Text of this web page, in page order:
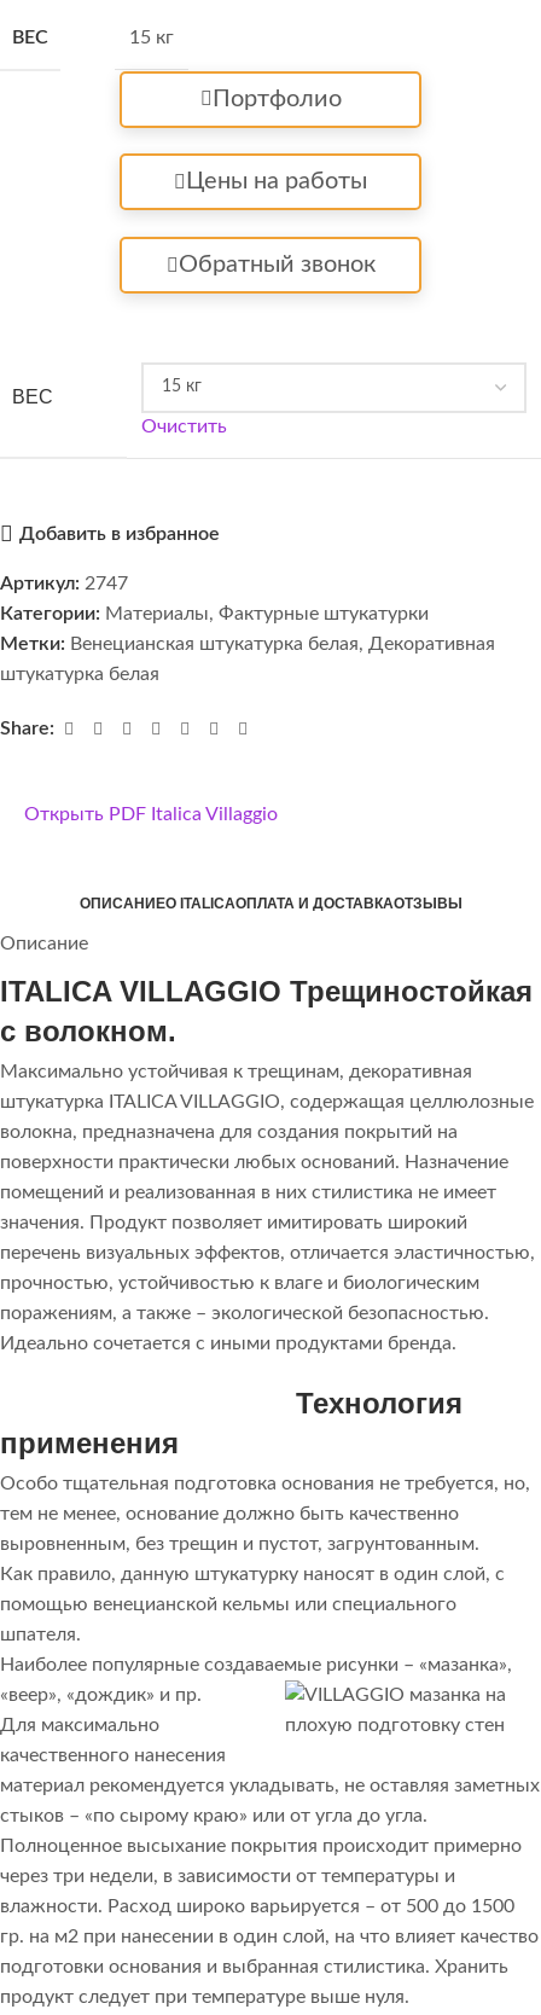
ВЕС 15 кг
Портфолио
Цены на работы
Обратный звонок
ВЕС
Очистить
Добавить в избранное
Артикул: 2747
Категории: Материалы, Фактурные штукатурки
Метки: Венецианская штукатурка белая, Декоративная
штукатурка белая
Share:
Открыть PDF Italica Villaggio
ОПИСАНИЕО ITALICAОПЛАТА И ДОСТАВКАОТЗЫВЫ
Описание
ITALICA VILLAGGIO Трещиностойкая
с волокном.
Максимально устойчивая к трещинам, декоративная
штукатурка ITALICA VILLAGGIO, содержащая целлюлозные
волокна, предназначена для создания покрытий на
поверхности практически любых оснований. Назначение
помещений и реализованная в них стилистика не имеет
значения. Продукт позволяет имитировать широкий
перечень визуальных эффектов, отличается эластичностью,
прочностью, устойчивостью к влаге и биологическим
поражениям, а также – экологической безопасностью.
Идеально сочетается с иными продуктами бренда.
Технология
применения
Особо тщательная подготовка основания не требуется, но,
тем не менее, основание должно быть качественно
выровненным, без трещин и пустот, загрунтованным.
Как правило, данную штукатурку наносят в один слой, с
помощью венецианской кельмы или специального
шпателя.
Наиболее популярные создаваемые рисунки – «мазанка»,
«веер», «дождик» и пр.
Для максимально
качественного нанесения
материал рекомендуется укладывать, не оставляя заметных
стыков – «по сырому краю» или от угла до угла.
Полноценное высыхание покрытия происходит примерно
через три недели, в зависимости от температуры и
влажности. Расход широко варьируется – от 500 до 1500
гр. на м2 при нанесении в один слой, на что влияет качество
подготовки основания и выбранная стилистика. Хранить
продукт следует при температуре выше нуля.